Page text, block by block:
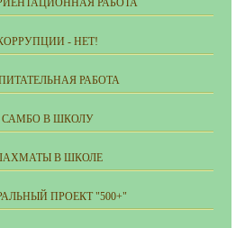
РАБОТА
- НЕТ!
РАБОТА
САМБО В ШКОЛУ
В ШКОЛЕ
ПРОЕКТ "500+"